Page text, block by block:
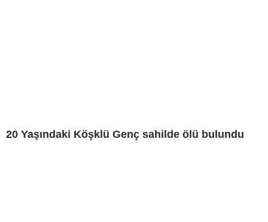
20 Yaşındaki Köşklü Genç sahilde ölü bulundu